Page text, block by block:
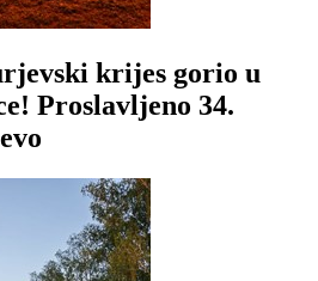
krijes gorio u
Proslavljeno 34.